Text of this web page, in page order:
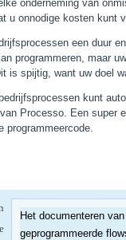
onderneming van
u onnodige kosten kunt
een duur
programmeren, maar
is spijtig, want uw doel
kunt
Processo. Een
programmeercode.
Het documenteren
geprogrammeerde